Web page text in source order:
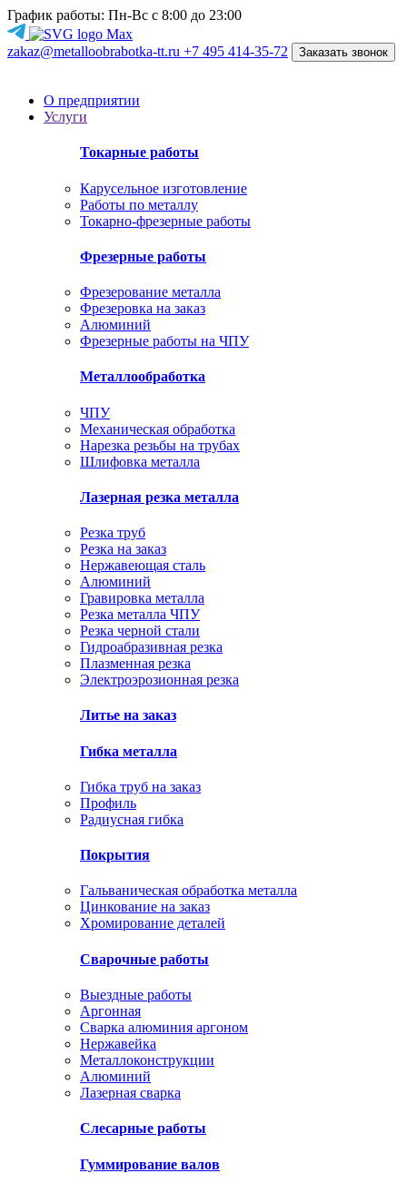
График работы: Пн-Вс с 8:00 до 23:00
zakaz@metalloobrabotka-tt.ru +7 495 414-35-72 Заказать звонок
О предприятии
Услуги
Токарные работы
Карусельное изготовление
Работы по металлу
Токарно-фрезерные работы
Фрезерные работы
Фрезерование металла
Фрезеровка на заказ
Алюминий
Фрезерные работы на ЧПУ
Металлообработка
ЧПУ
Механическая обработка
Нарезка резьбы на трубах
Шлифовка металла
Лазерная резка металла
Резка труб
Резка на заказ
Нержавеющая сталь
Алюминий
Гравировка металла
Резка металла ЧПУ
Резка черной стали
Гидроабразивная резка
Плазменная резка
Электроэрозионная резка
Литье на заказ
Гибка металла
Гибка труб на заказ
Профиль
Радиусная гибка
Покрытия
Гальваническая обработка металла
Цинкование на заказ
Хромирование деталей
Сварочные работы
Выездные работы
Аргонная
Сварка алюминия аргоном
Нержавейка
Металлоконструкции
Алюминий
Лазерная сварка
Слесарные работы
Гуммирование валов